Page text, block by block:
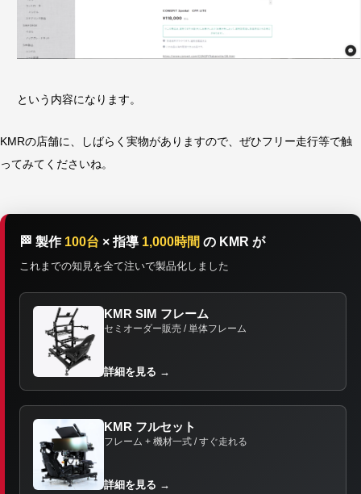
という内容になります。
KMRの店舗に、しばらく実物がありますので、ぜひフリー走行等で触
ってみてくださいね。
🏁 製作 100台 × 指導 1,000時間 の KMR が
これまでの知見を全て注いで製品化しました
KMR SIM フレーム
セミオーダー販売 / 単体フレーム
詳細を見る →
KMR フルセット
フレーム + 機材一式 / すぐ走れる
詳細を見る →